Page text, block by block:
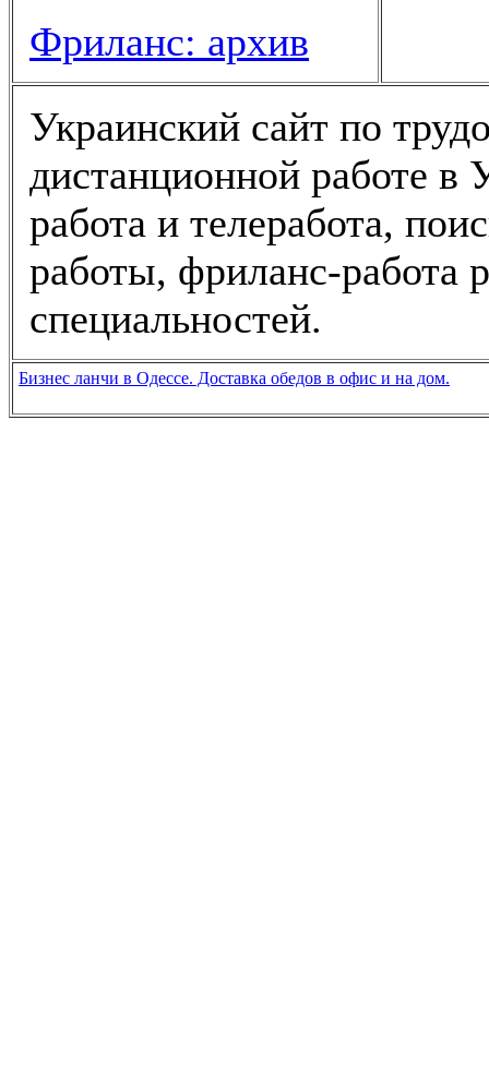
Фриланс: архив
Украинский сайт по
дистанционной работе в
работа и телеработа,
работы, фриланс-работа
специальностей.
Бизнес ланчи в Одессе. Доставка обедов в офис и на дом.